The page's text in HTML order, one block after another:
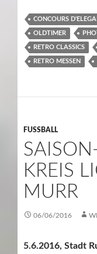
CONCOURS
OLDTIMER
RETRO CLASSICS
RETRO MESSEN
FUSSBALL
KREIS
MURR
06/06/2016
5.6.2016, Stadt